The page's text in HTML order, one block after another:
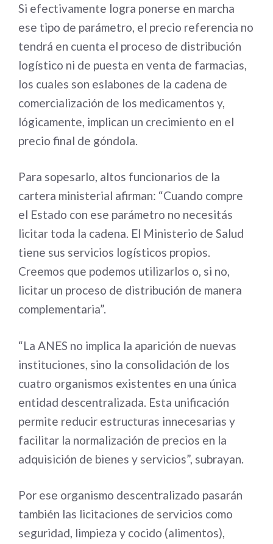
Si efectivamente logra ponerse en marcha
ese tipo de parámetro, el precio referencia no
tendrá en cuenta el proceso de distribución
logístico ni de puesta en venta de farmacias,
los cuales son eslabones de la cadena de
comercialización de los medicamentos y,
lógicamente, implican un crecimiento en el
precio final de góndola.
Para sopesarlo, altos funcionarios de la
cartera ministerial afirman: “Cuando compre
el Estado con ese parámetro no necesitás
licitar toda la cadena. El Ministerio de Salud
tiene sus servicios logísticos propios.
Creemos que podemos utilizarlos o, si no,
licitar un proceso de distribución de manera
complementaria”.
“La ANES no implica la aparición de nuevas
instituciones, sino la consolidación de los
cuatro organismos existentes en una única
entidad descentralizada. Esta unificación
permite reducir estructuras innecesarias y
facilitar la normalización de precios en la
adquisición de bienes y servicios”, subrayan.
Por ese organismo descentralizado pasarán
también las licitaciones de servicios como
seguridad, limpieza y cocido (alimentos),